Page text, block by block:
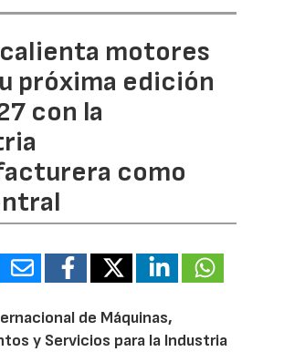
calienta motores
próxima edición
con la
como
de Máquinas,
y Servicios para la Industria